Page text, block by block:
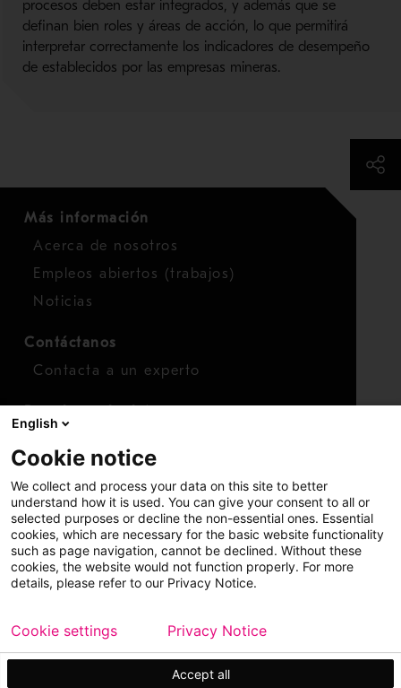
procesos deben estar integrados, y además que se
definan bien roles y áreas de acción, lo que permitirá
interpretar correctamente los indicadores de desempeño
de establecidos por las empresas mineras.
Más información
Acerca de nosotros
Empleos abiertos (trabajos)
Noticias
Contáctanos
Contacta a un experto
Finanzas
Acciones
Copyright © 2026 Metso
Mapa del sitio
Información legal
Privacidad Marca comercial
English
Cookie notice
We collect and process your data on this site to better
understand how it is used. You can give your consent to all or
selected purposes or decline the non-essential ones. Essential
cookies, which are necessary for the basic website functionality
such as page navigation, cannot be declined. Without these
cookies, the website would not function properly. For more
details, please refer to our Privacy Notice.
Accept all
Cookie settings Privacy Notice